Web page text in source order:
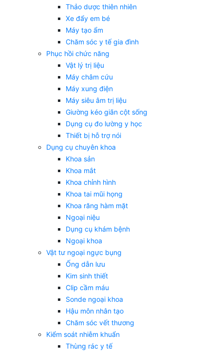
Thảo dược thiên nhiên
Xe đẩy em bé
Máy tạo ẩm
Chăm sóc y tế gia đình
Phục hồi chức năng
Vật lý trị liệu
Máy châm cứu
Máy xung điện
Máy siêu âm trị liệu
Giường kéo giãn cột sống
Dụng cụ đo lường y học
Thiết bị hỗ trợ nói
Dụng cụ chuyên khoa
Khoa sản
Khoa mắt
Khoa chỉnh hình
Khoa tai mũi họng
Khoa răng hàm mặt
Ngoại niệu
Dụng cụ khám bệnh
Ngoại khoa
Vật tư ngoại ngực bụng
Ống dẫn lưu
Kim sinh thiết
Clip cầm máu
Sonde ngoại khoa
Hậu môn nhân tạo
Chăm sóc vết thương
Kiểm soát nhiễm khuẩn
Thùng rác y tế